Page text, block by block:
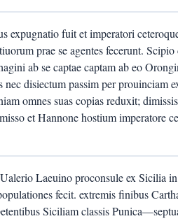
expugnatio fuit et imperatori
prae se agentes fecerunt.
ab se captae captam ab eo
nec disiectum passim per prouinciam
omnes suas copias reduxit;
et Hannone hostium imperatore
Laeuino proconsule ex Sicilia
fecit. extremis finibus
Siciliam classis